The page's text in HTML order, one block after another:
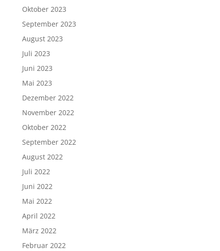
Oktober 2023
September 2023
August 2023
Juli 2023
Juni 2023
Mai 2023
Dezember 2022
November 2022
Oktober 2022
September 2022
August 2022
Juli 2022
Juni 2022
Mai 2022
April 2022
März 2022
Februar 2022